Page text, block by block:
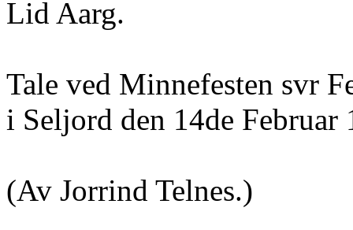
Lid Aarg.
Tale ved Minnefesten svr
i Seljord den 14de Februar
(Av Jorrind Telnes.)